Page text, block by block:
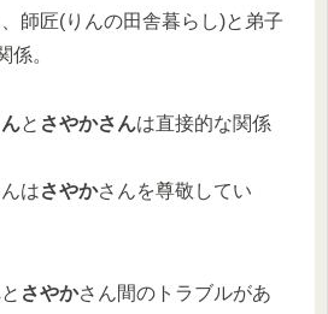
師匠(りんの田舎暮らし)と弟子
係。
と さやかさんは直接的な関係
はさやかさんを尊敬してい
と さやかさん間のトラブルがあ